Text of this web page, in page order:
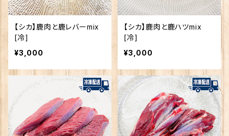
【シカ】鹿肉と鹿レバーmix
[冷]
¥3,000
【シカ】鹿肉と鹿ハツmix
[冷]
¥3,000